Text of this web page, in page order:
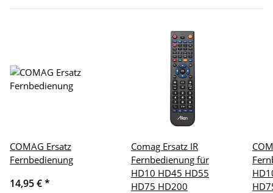
COMAG Ersatz
Fernbedienung
14,95 €*
Comag Ersatz IR
Fernbedienung für
HD10 HD45 HD55
HD75 HD200